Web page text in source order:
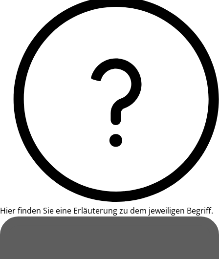
Hier finden Sie eine Erläuterung zu dem jeweiligen Begriff.